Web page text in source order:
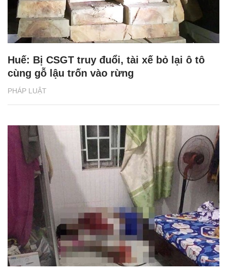
PHÁP LUẬT
Huế: Bị CSGT truy đuổi, tài xế bỏ lại ô tô
cùng gỗ lậu trốn vào rừng